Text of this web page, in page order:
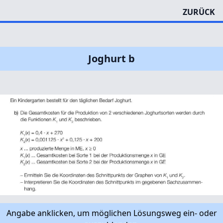
ZURÜCK
Joghurt b
Angabe anklicken, um möglichen Lösungsweg ein- oder